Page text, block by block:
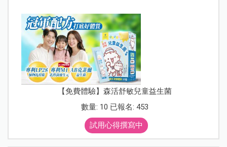
【免費體驗】森活舒敏兒童益生菌
數量: 10 已報名: 453
試用心得撰寫中